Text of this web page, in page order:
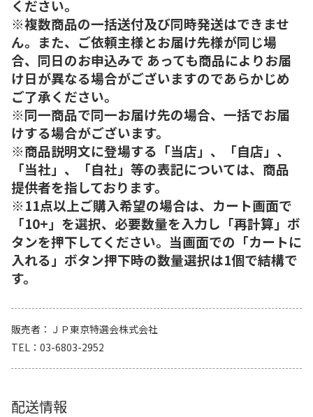
ください。
※複数商品の一括送付及び同時発送はできませ
ん。また、ご依頼主様とお届け先様が同じ場
合、同日のお申込みで あっても商品によりお届
け日が異なる場合がございますのであらかじめ
ご了承ください。
※同一商品で同一お届け先の場合、一括でお届
けする場合がございます。
※商品説明文に登場する「当店」、「自店」、
「当社」、「自社」等の表記については、商品
提供者を指しております。
※11点以上ご購入希望の場合は、カート画面で
「10+」を選択、必要数量を入力し「再計算」ボ
タンを押下してください。当画面での「カートに
入れる」ボタン押下時の数量選択は1個で結構で
す。
販売者
ＪＰ東京特選会株式会社
TEL
03-6803-2952
配送情報